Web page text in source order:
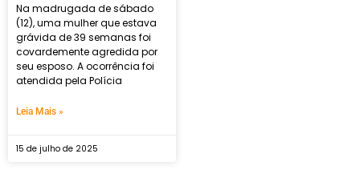
Na madrugada de sábado
(12), uma mulher que estava
grávida de 39 semanas foi
covardemente agredida por
seu esposo. A ocorrência foi
atendida pela Polícia
Leia Mais »
15 de julho de 2025